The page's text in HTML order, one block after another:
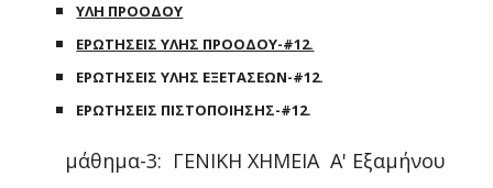
ΥΛΗ ΠΡΟΟΔΟΥ
ΕΡΩΤΗΣΕΙΣ ΥΛΗΣ ΠΡΟΟΔΟΥ-#12.
ΕΡΩΤΗΣΕΙΣ ΥΛΗΣ ΕΞΕΤΑΣΕΩΝ-#12.
ΕΡΩΤΗΣΕΙΣ ΠΙΣΤΟΠΟΙΗΣΗΣ-#12.
μάθημα-3: ΓΕΝΙΚΗ ΧΗΜΕΙΑ Α' Εξαμήνου